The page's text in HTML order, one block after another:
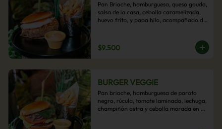
Pan Brioche, hamburguesa, queso gouda,
salsa de la casa, cebolla caramelizada,
huevo frito, y papa hilo, acompañado de
$9.500
BURGER VEGGIE
Pan brioche, hamburguesa de poroto
negro, rúcula, tomate laminado, lechuga,
champiñón ostra y cebolla morada en